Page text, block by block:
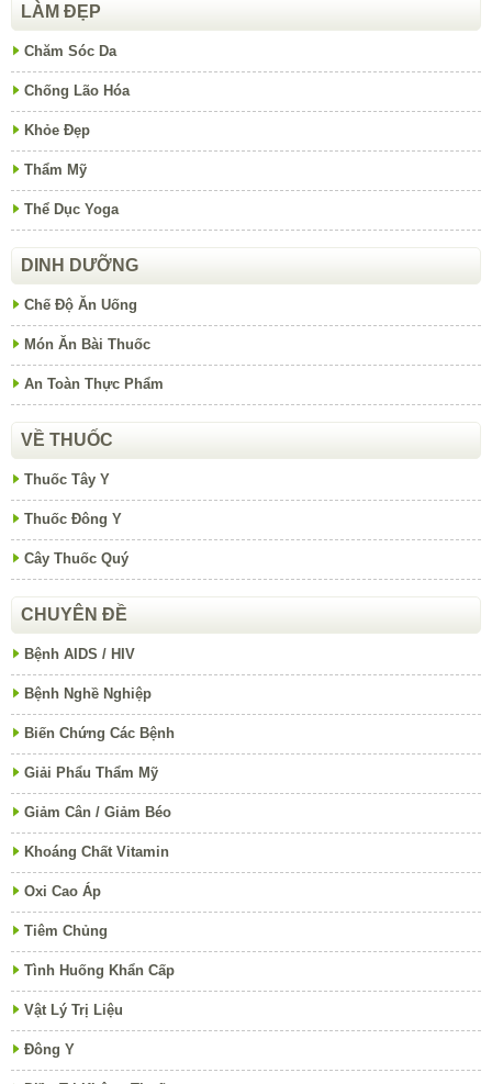
LÀM ĐẸP
Chăm Sóc Da
Chống Lão Hóa
Khỏe Đẹp
Thẩm Mỹ
Thể Dục Yoga
DINH DƯỠNG
Chế Độ Ăn Uống
Món Ăn Bài Thuốc
An Toàn Thực Phẩm
VỀ THUỐC
Thuốc Tây Y
Thuốc Đông Y
Cây Thuốc Quý
CHUYÊN ĐỀ
Bệnh AIDS / HIV
Bệnh Nghề Nghiệp
Biến Chứng Các Bệnh
Giải Phẩu Thẩm Mỹ
Giảm Cân / Giảm Béo
Khoáng Chất Vitamin
Oxi Cao Áp
Tiêm Chủng
Tình Huống Khẩn Cấp
Vật Lý Trị Liệu
Đông Y